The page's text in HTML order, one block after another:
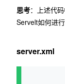
思考：上述代
Servelt如何进
server.xml